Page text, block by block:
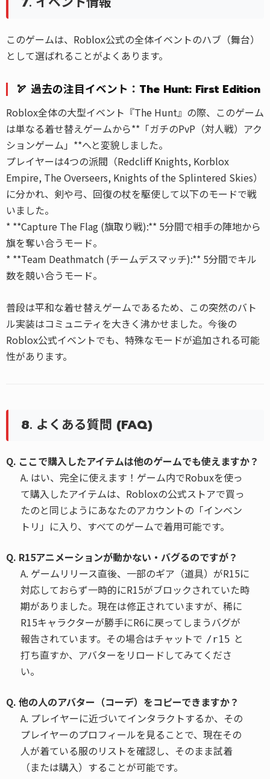
このゲームは、Roblox公式の全体イベントのハブ（舞台）
として選ばれることがよくあります。
🏹 過去の注目イベント：The Hunt: First Edition
Roblox全体の大型イベント『The Hunt』の際、このゲーム
は単なる着せ替えゲームから**「ガチのPvP（対人戦）アク
ションゲーム」**へと変貌しました。
プレイヤーは4つの派閥（Redcliff Knights, Korblox
Empire, The Overseers, Knights of the Splintered Skies）
に分かれ、剣や弓、回復の杖を駆使して以下のモードで戦
いました。
* **Capture The Flag (旗取り戦):** 5分間で相手の陣地から
旗を奪い合うモード。
* **Team Deathmatch (チームデスマッチ):** 5分間でキル
数を競い合うモード。
普段は平和な着せ替えゲームであるため、この突然のバト
ル実装はコミュニティを大きく沸かせました。今後の
Roblox公式イベントでも、特殊なモードが追加される可能
性があります。
8. よくある質問 (FAQ)
Q. ここで購入したアイテムは他のゲームでも使えますか？
A. はい、完全に使えます！ゲーム内でRobuxを使っ
て購入したアイテムは、Robloxの公式ストアで買っ
たのと同じようにあなたのアカウントの「インベン
トリ」に入り、すべてのゲームで着用可能です。
Q. R15アニメーションが動かない・バグるのですが？
A. ゲームリリース直後、一部のギア（道具）がR15に
対応しておらず一時的にR15がブロックされていた時
期がありました。現在は修正されていますが、稀に
R15キャラクターが勝手にR6に戻ってしまうバグが
報告されています。その場合はチャットで /r15 と
打ち直すか、アバターをリロードしてみてくださ
い。
Q. 他の人のアバター（コーデ）をコピーできますか？
A. プレイヤーに近づいてインタラクトするか、その
プレイヤーのプロフィールを見ることで、現在その
人が着ている服のリストを確認し、そのまま試着
（または購入）することが可能です。